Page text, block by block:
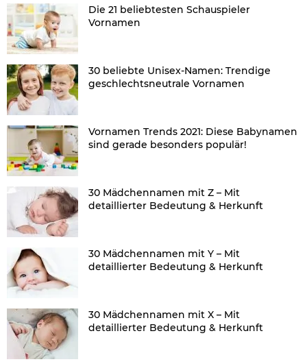
Die 21 beliebtesten Schauspieler
Vornamen
30 beliebte Unisex-Namen: Trendige
geschlechtsneutrale Vornamen
Vornamen Trends 2021: Diese Babynamen
sind gerade besonders populär!
30 Mädchennamen mit Z – Mit
detaillierter Bedeutung & Herkunft
30 Mädchennamen mit Y – Mit
detaillierter Bedeutung & Herkunft
30 Mädchennamen mit X – Mit
detaillierter Bedeutung & Herkunft